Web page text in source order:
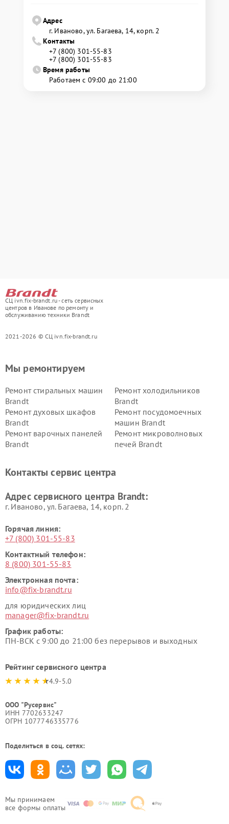
Адрес
г. Иваново, ул. Багаева, 14, корп. 2
Контакты
+7 (800) 301-55-83
+7 (800) 301-55-83
Время работы
Работаем с 09:00 до 21:00
СЦ ivn.fix-brandt.ru - сеть сервисных
центров в Иванове по ремонту и
обслуживанию техники Brandt
2021-2026 © СЦ ivn.fix-brandt.ru
Мы принимаем
все формы оплаты
Мы ремонтируем
Ремонт стиральных машин
Brandt
Ремонт холодильников
Brandt
Ремонт духовых шкафов
Brandt
Ремонт посудомоечных
машин Brandt
Ремонт варочных панелей
Brandt
Ремонт микроволновых
печей Brandt
Контакты сервис центра
Адрес сервисного центра Brandt:
г. Иваново, ул. Багаева, 14, корп. 2
Горячая линия:
+7 (800) 301-55-83
Контактный телефон:
8 (800) 301-55-83
Электронная почта:
info@fix-brandt.ru
для юридических лиц
manager@fix-brandt.ru
График работы:
ПН-ВСК с 9:00 до 21:00 без перерывов и выходных
Рейтинг сервисного центра
4.9-5.0
ООО "Русервис"
ИНН 7702633247
ОГРН 1077746335776
Поделиться в соц. сетях: